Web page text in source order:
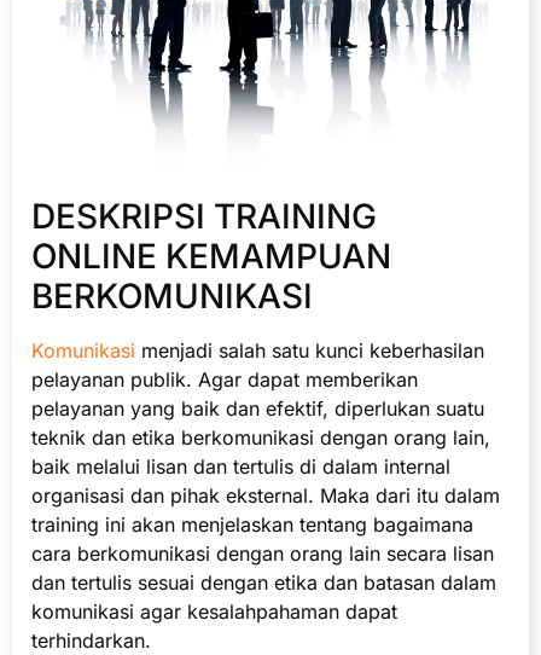
DESKRIPSI TRAINING
ONLINE KEMAMPUAN
BERKOMUNIKASI
Komunikasi menjadi salah satu kunci keberhasilan
pelayanan publik. Agar dapat memberikan
pelayanan yang baik dan efektif, diperlukan suatu
teknik dan etika berkomunikasi dengan orang lain,
baik melalui lisan dan tertulis di dalam internal
organisasi dan pihak eksternal. Maka dari itu dalam
training ini akan menjelaskan tentang bagaimana
cara berkomunikasi dengan orang lain secara lisan
dan tertulis sesuai dengan etika dan batasan dalam
komunikasi agar kesalahpahaman dapat
terhindarkan.